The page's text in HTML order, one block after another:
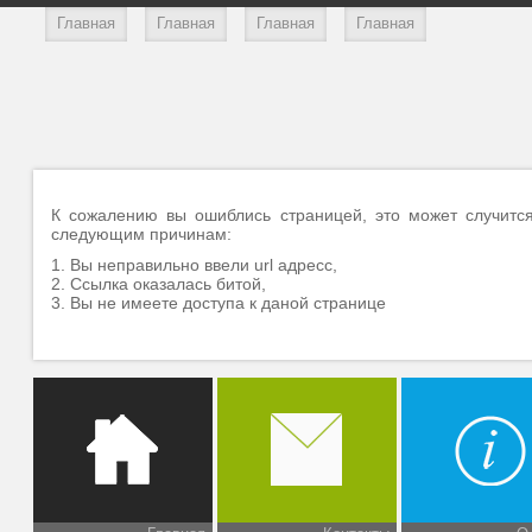
Главная Главная Главная Главная
К сожалению вы ошиблись страницей, это может
следующим причинам:
1. Вы неправильно ввели url адресс,
2. Ссылка оказалась битой,
3. Вы не имеете доступа к даной странице